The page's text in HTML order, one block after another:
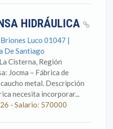
HIDRÁULICA
Luco 01047 |
De Santiago
Cisterna, Región
Jocma – Fábrica de
metal. Descripción
necesita incorporar...
- Salario: 570000